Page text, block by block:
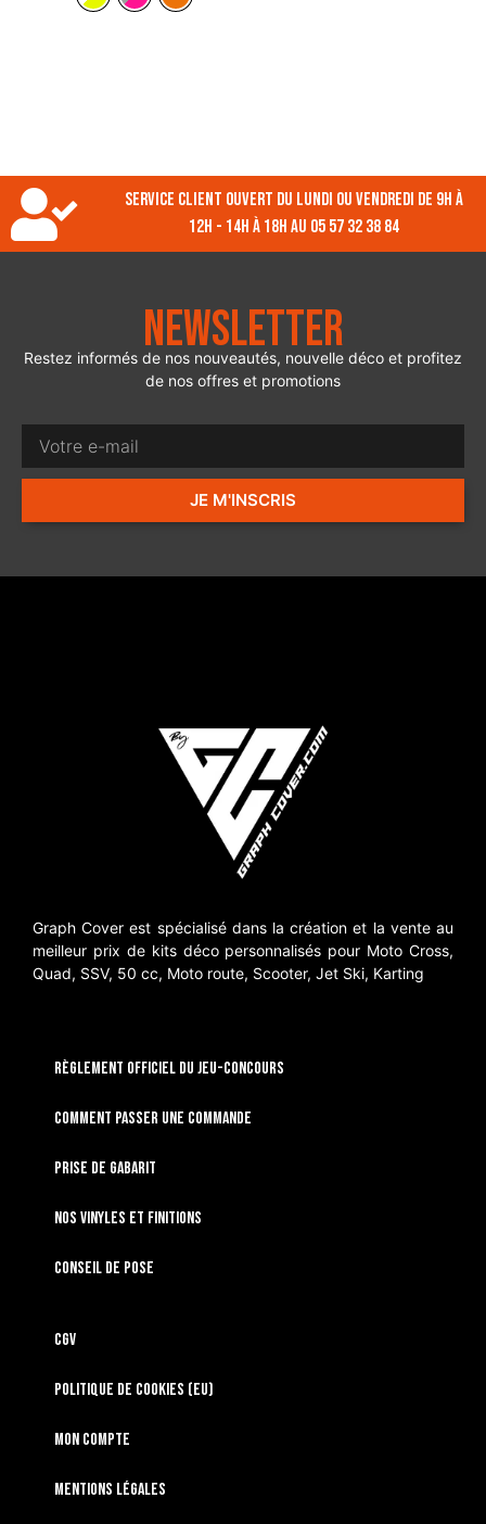
Service client ouvert du lundi ou vendredi de 9h à
12h - 14h à 18h au 05 57 32 38 84
Newsletter
Restez informés de nos nouveautés, nouvelle déco et profitez
de nos offres et promotions
JE M'INSCRIS
Graph Cover est spécialisé dans la création et la vente au
meilleur prix de kits déco personnalisés pour Moto Cross,
Quad, SSV, 50 cc, Moto route, Scooter, Jet Ski, Karting
RÈGLEMENT OFFICIEL DU JEU-CONCOURS
Comment passer une commande
Prise de gabarit
Nos vinyles et finitions
Conseil de pose
CGV
Politique de cookies (EU)
Mon compte
Mentions légales